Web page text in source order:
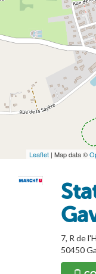
Leaflet | Map data ©
7, R de
50450